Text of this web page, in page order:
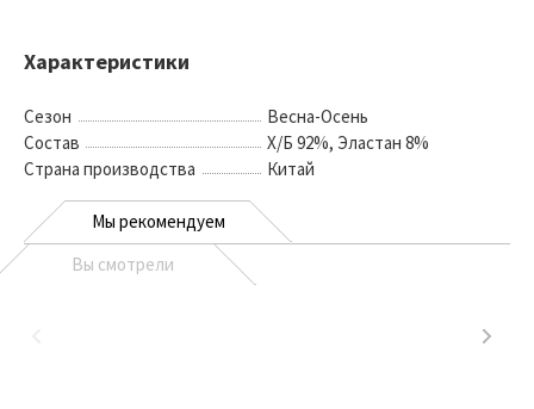
Характеристики
Сезон
Весна-Осень
Состав
Х/Б 92%, Эластан 8%
Страна производства
Китай
Мы рекомендуем
Вы смотрели